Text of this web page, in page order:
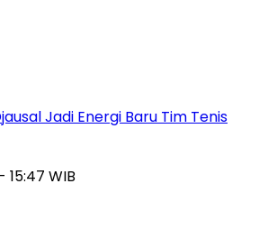
Jadi Energi Baru Tim Tenis
15:47 WIB